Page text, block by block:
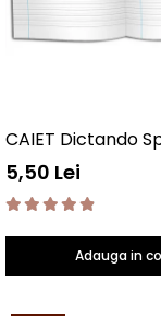
CAIET Dictando
5,50 Lei
Adauga in